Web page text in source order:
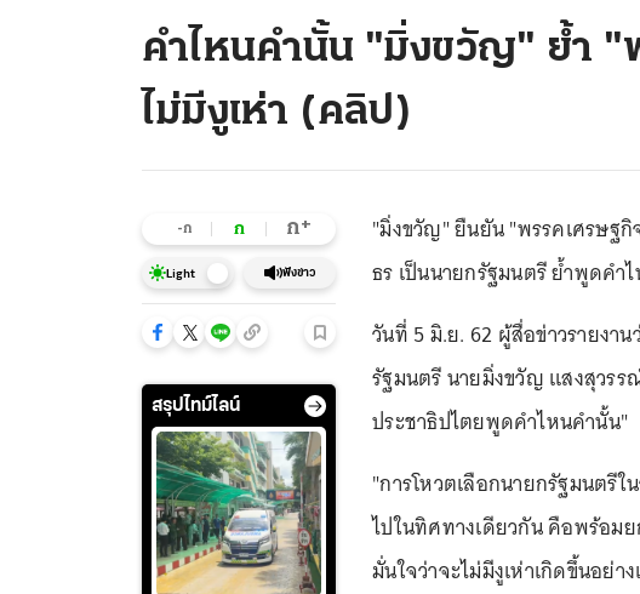
คำไหนคำนั้น "มิ่งขวัญ" ย้ำ "
ไม่มีงูเห่า (คลิป)
-ก ก ก+
Light ฟังข่าว
สรุปไทม์ไลน์
"มิ่งขวัญ" ยืนยัน "พรรคเศรษฐกิ
ธร เป็นนายกรัฐมนตรี ย้ำพูดคำ
วันที่ 5 มิ.ย. 62 ผู้สื่อข่าวรายงา
รัฐมนตรี นายมิ่งขวัญ แสงสุวรร
ประชาธิปไตยพูดคำไหนคำนั้น"
"การโหวตเลือกนายกรัฐมนตรี
ไปในทิศทางเดียวกัน คือพร้อม
มั่นใจว่าจะไม่มีงูเห่าเกิดขึ้นอย่